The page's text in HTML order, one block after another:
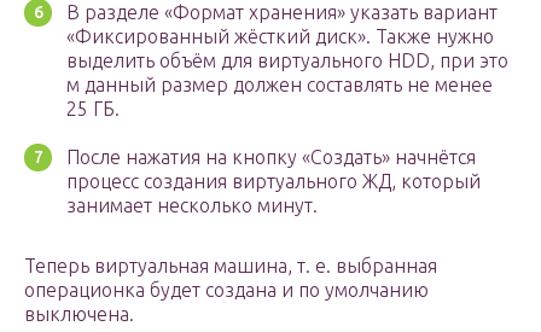
В разделе «Формат хранения» указать вариант
«Фиксированный жёсткий диск». Также нужно
выделить объём для виртуального HDD, при это
м данный размер должен составлять не менее
25 ГБ.
После нажатия на кнопку «Создать» начнётся
процесс создания виртуального ЖД, который
занимает несколько минут.
Теперь виртуальная машина, т. е. выбранная
операционка будет создана и по умолчанию
выключена.